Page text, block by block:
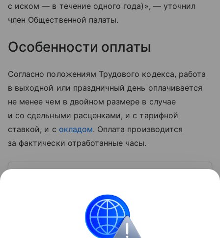
с иском — в течение одного года)», — уточнил
член Общественной палаты.
Особенности оплаты
Согласно положениям Трудового кодекса, работа
в выходной или праздничный день оплачивается
не менее чем в двойном размере в случае
и со сдельными расценками, и с тарифной
ставкой, и с окладом. Оплата производится
за фактически отработанные часы.
налогоплательщика
Мы расскажем, как быстро узнать свой ИНН, а также
о том, где и как получить его на руки.